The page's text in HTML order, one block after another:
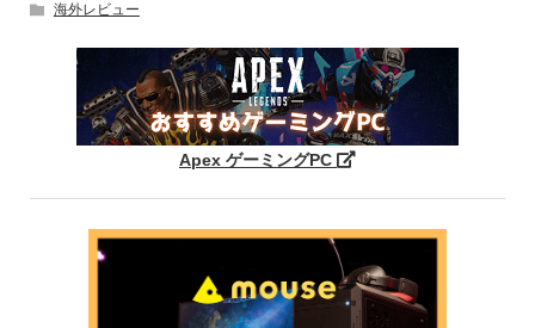
海外レビュー
Apex ゲーミングPC